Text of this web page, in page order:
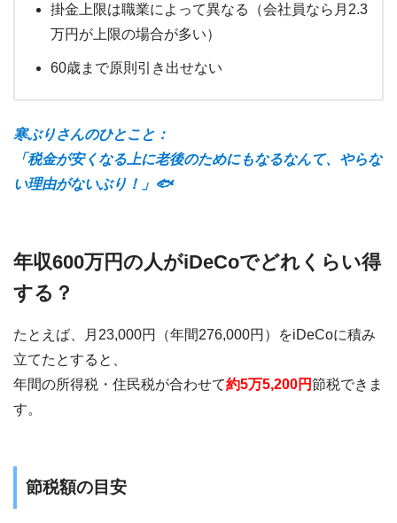
掛金上限は職業によって異なる（会社員なら月2.3
万円が上限の場合が多い）
60歳まで原則引き出せない
寒ぶりさんのひとこと：
「税金が安くなる上に老後のためにもなるなんて、やらな
い理由がないぶり！」🐟
年収600万円の人がiDeCoでどれくらい得
する？
たとえば、月23,000円（年間276,000円）をiDeCoに積み
立てたとすると、
年間の所得税・住民税が合わせて約5万5,200円節税できま
す。
節税額の目安